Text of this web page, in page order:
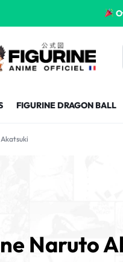
FIGURINE DRAGON BALL
Naruto